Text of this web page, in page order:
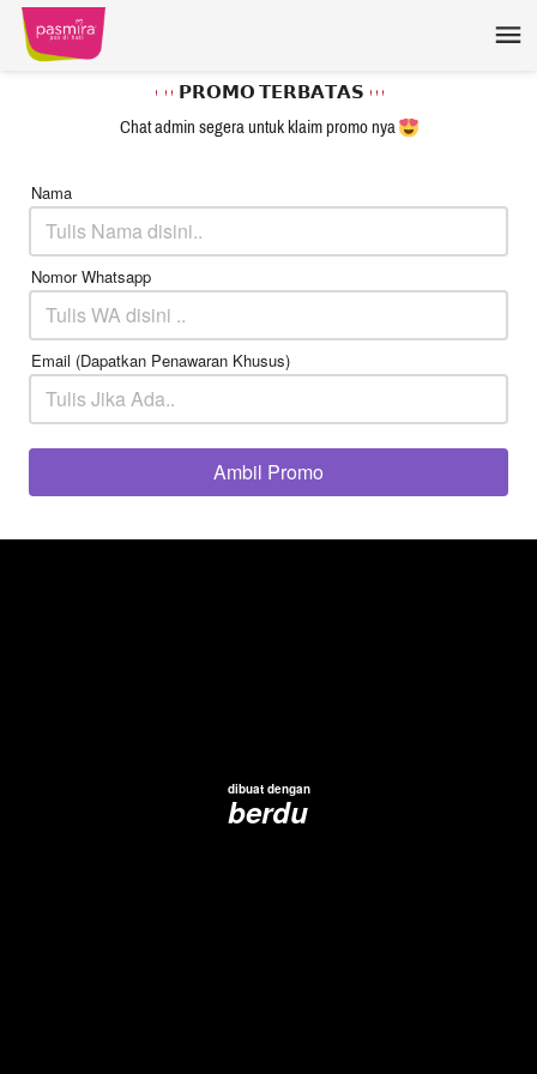
𝗣𝗥𝗢𝗠𝗢 𝗧𝗘𝗥𝗕𝗔𝗧𝗔𝗦
Chat admin segera untuk klaim promo nya
Nama
Nomor Whatsapp
Email (Dapatkan Penawaran Khusus)
`
Ambil Promo
dibuat dengan
berdu